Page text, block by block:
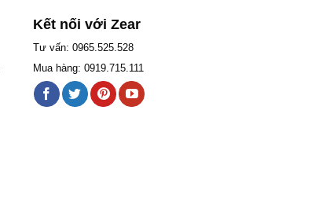
Kết nối với Zear
Tư vấn: 0965.525.528
Mua hàng: 0919.715.111